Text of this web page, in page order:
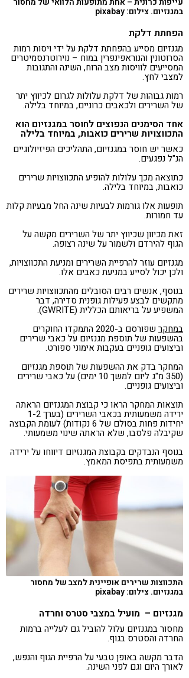
במגנזיום. צילום: pixabay
הפחתת דלקת
מגנזיום מסייע בהפחתת דלקת על ידי ויסות רמות
הסרוטונין והנוראפינפרין במוח – נוירוטרנסמיטרים
המסייעים לוויסות מצב הרוח, השינה והתגובות
למצבי לחץ.
רמות גבוהות של דלקת עלולות לגרום לכיווץ יתר
של השרירים ולכאבים כרוניים, במיוחד בלילה​​.
אחד הסימנים הנפוצים לחוסר במגנזיום הוא
התכווצויות שרירים כואבות, במיוחד בלילה
כאשר יש חוסר במגנזיום, התהליכים הפיזיולוגיים
הנ"ל נפגעים.
כתוצאה מכך עלולות להופיע התכווצויות שרירים
כואבות, במיוחד בלילה.
תופעות אלו גורמות לבעיות שינה החל מבעיות קלות
עד חמורות.
זאת מכיוון שכיווץ יתר של השרירים מקשה על
הגוף להירדם ולשמור על שינה רצופה.
מגנזיום עוזר להרפיית השרירים ומניעת התכווצויות,
ולכן יכול לסייע במניעת כאבים אלו.
בנוסף, אנשים רבים הסובלים מהתכווצויות שרירים
מתקשים לבצע פעילות גופנית סדירה, דבר
המשפיע על בריאותם הכללית​ (GWRITE)​.
במחקר
שפורסם ב-2020 התמקדו החוקרים
בהשפעות של תוספת מגנזיום על כאבי שרירים
וביצועים גופניים בעקבות אימוני ספורט.
המחקר בדק את ההשפעות של תוספת מגנזיום
(350 מ"ג ליום למשך 10 ימים) על כאבי שרירים
וביצועים גופניים.
תוצאות המחקר הראו כי קבוצת המגנזיום הראתה
ירידה משמעותית בכאבי השרירים (בערך 1-2
יחידות פחות בסולם של 6 נקודות) לעומת הקבוצה
שקיבלה פלסבו, שלא הראתה שינוי משמעותי.
בנוסף הנבדקים בקבוצת המגנזיום דיווחו על ירידה
משמעותית בתפיסת המאמץ.
התכווצות שרירים אופיינית למצב של מחסור
במגנזיום. צילום: pixabay
מגנזיום – מועיל במצבי סטרס וחרדה
מחסור במגנזיום עלול להוביל גם לעלייה ברמות
החרדה והסטרס בגוף.
הדבר מקשה באופן טבעי על הרפיית הגוף והנפש,
לאורך היום וגם לפני השינה.